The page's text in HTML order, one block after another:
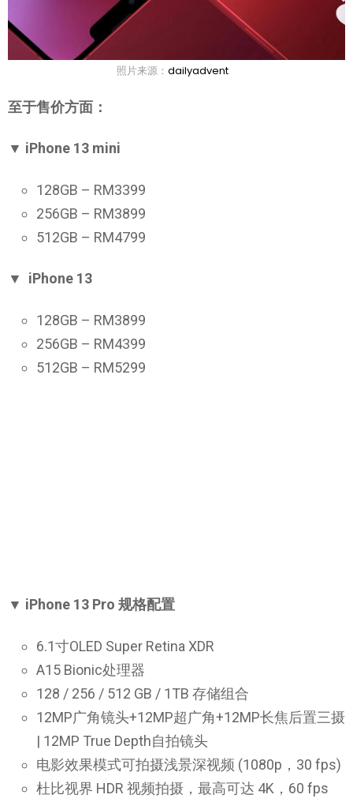
照片来源： dailyadvent
至于售价方面：
▼ iPhone 13 mini
128GB – RM3399
256GB – RM3899
512GB – RM4799
▼ iPhone 13
128GB – RM3899
256GB – RM4399
512GB – RM5299
▼ iPhone 13 Pro 规格配置
6.1寸OLED Super Retina XDR
A15 Bionic处理器
128 / 256 / 512 GB / 1TB 存储组合
12MP广角镜头+12MP超广角+12MP长焦后置三摄
| 12MP True Depth自拍镜头
电影效果模式可拍摄浅景深视频 (1080p，30 fps)
杜比视界 HDR 视频拍摄，最高可达 4K，60 fps